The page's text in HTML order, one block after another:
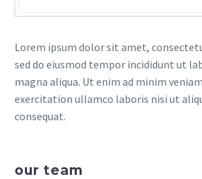
Lorem ipsum dolor sit amet,
sed do eiusmod tempor incididunt ut
magna aliqua. Ut enim ad minim
exercitation ullamco laboris nisi ut
consequat.
our team